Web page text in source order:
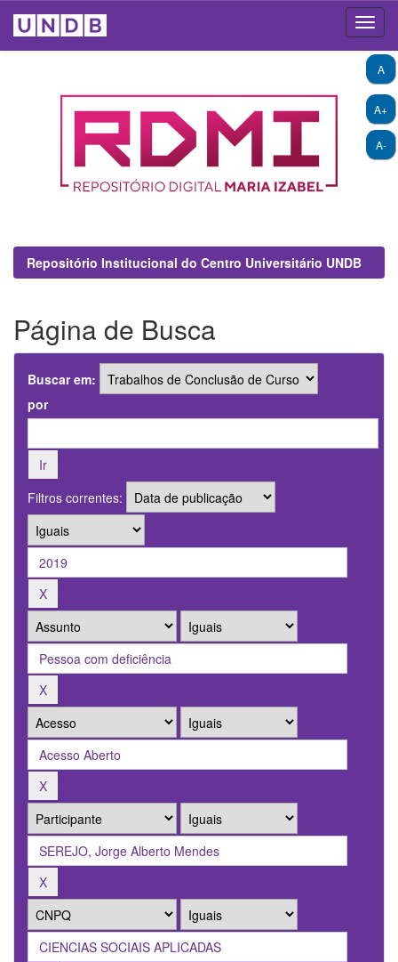
A+
A-
A
Repositório Institucional do Centro Universitário UNDB
Página de Busca
Buscar em:
por
Filtros correntes: